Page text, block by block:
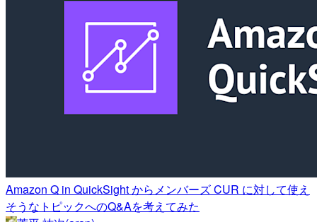
Amazon Q in QuickSight からメンバーズ CUR に対して使え
そうなトピックへのQ&Aを考えてみた